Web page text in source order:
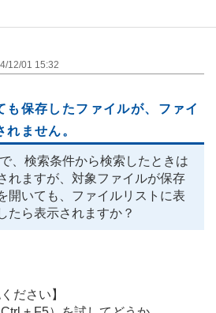
12/01 15:32
も保存したファイルが、ファイ
ません。
、検索条件から検索したときは
れますが、対象ファイルが保存
開いても、ファイルリストに表
たら表示されますか？
ださい】